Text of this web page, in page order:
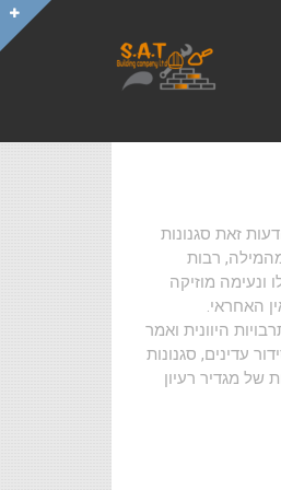
זאת סגנונות
רבות
ונעימה מוזיקה
האחראי.
היוונית ואמר
עדינים, סגנונות
של מגדיר רעיון